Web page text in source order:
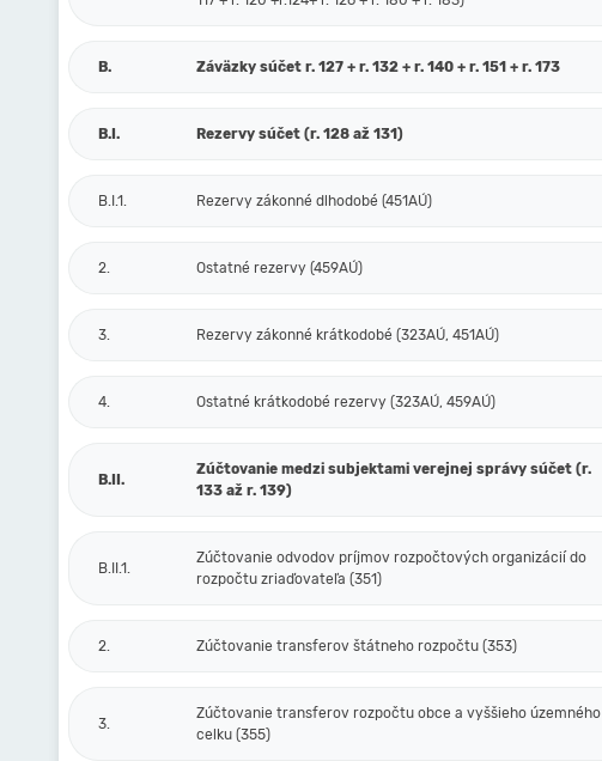
B. Záväzky súčet r. 127 + r. 132 + r. 140 + r. 151 + r. 173
B.I. Rezervy súčet (r. 128 až 131)
B.I.1. Rezervy zákonné dlhodobé (451AÚ)
2. Ostatné rezervy (459AÚ)
3. Rezervy zákonné krátkodobé (323AÚ, 451AÚ)
4. Ostatné krátkodobé rezervy (323AÚ, 459AÚ)
B.II.
Zúčtovanie medzi subjektami verejnej správy súčet (r.
133 až r. 139)
B.II.1.
Zúčtovanie odvodov príjmov rozpočtových organizácií do
rozpočtu zriaďovateľa (351)
2. Zúčtovanie transferov štátneho rozpočtu (353)
3.
Zúčtovanie transferov rozpočtu obce a vyššieho územného
celku (355)